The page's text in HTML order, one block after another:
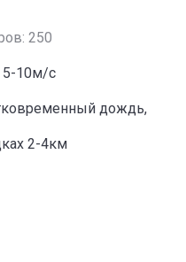
250
5-10м/с
дождь,
2-4км